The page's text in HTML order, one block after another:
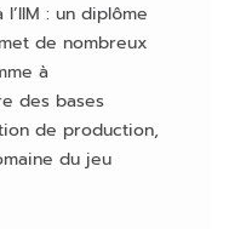
: un diplôme
de nombreux
à
des bases
de production,
du jeu